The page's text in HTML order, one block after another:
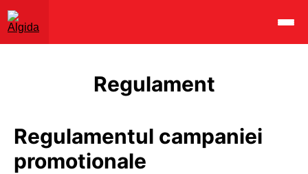
Regulament
Regulamentul campaniei
promotionale